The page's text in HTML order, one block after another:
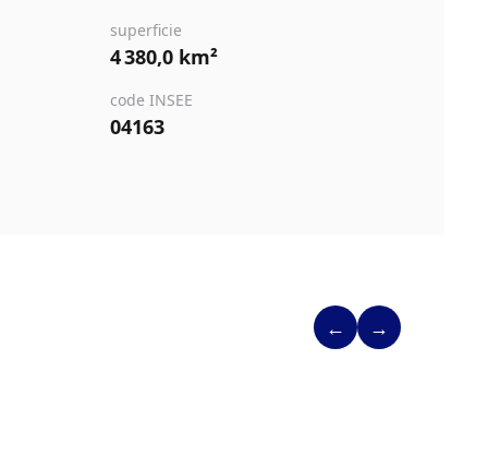
superficie
4 380,0 km²
code INSEE
04163
← →